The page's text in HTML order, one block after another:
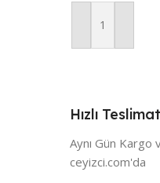
Sepete Ekle
Hızlı Teslimat
Aynı Gün Kargo
ceyizci.com'da